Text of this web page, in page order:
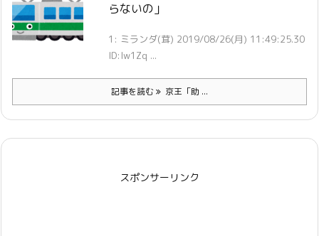
らないの」
1: ミランダ(茸) 2019/08/26(月) 11:49:25.30
ID:lw1Zq ...
記事を読む 京王「助 ...
スポンサーリンク